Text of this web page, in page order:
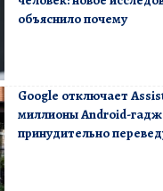
объяснило почему
Google отключает
миллионы Android-
принудительно